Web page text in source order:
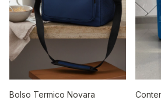
Bolso Termico Novara